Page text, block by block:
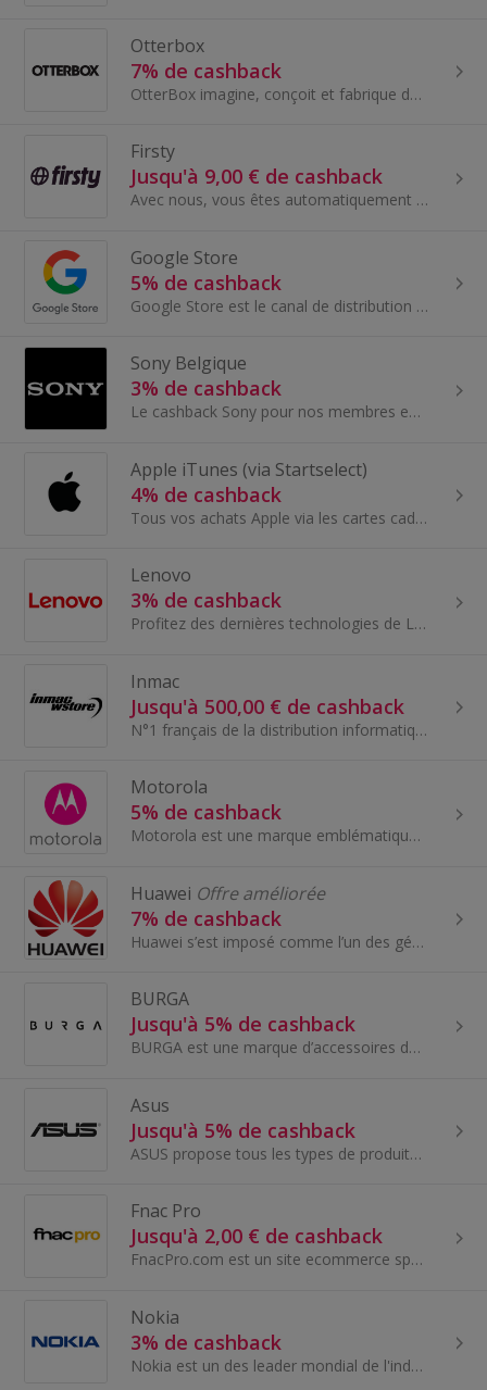
Otterbox
7% de cashback
OtterBox imagine, conçoit et fabrique des produits extraordinaires qui facilitent vos déplacements et protègent ce qui compte le plus. Ils permettent
Firsty
Jusqu'à 9,00 € de cashback
Avec nous, vous êtes automatiquement connecté à tous les fournisseurs de la planète. Un monde, une connexion. Parce que si vous nous demandez, la c...
Google Store
5% de cashback
Google Store est le canal de distribution de Google Hardware qui occupe une position unique pour entretenir une relation directe avec chaque client...
Sony Belgique
3% de cashback
Le cashback Sony pour nos membres en Belgique. Le Sony Store Online est le site officiel de vente directe aux consommateurs Sony des produits TV...
Apple iTunes (via Startselect)
4% de cashback
Tous vos achats Apple via les cartes cadeaux Startselect pour économiser un maximum sur vos acha....
Lenovo
3% de cashback
Profitez des dernières technologies de Lenovo et gagnez du cashback grâce à ces offres très intéressantes. Lenovo est l'une des principales...
Inmac
Jusqu'à 500,00 € de cashback
N°1 français de la distribution informatique directe, ils fournissent aux entreprises et administrations des produits et solutions technologiques...
Motorola
5% de cashback
Motorola est une marque emblématique qui continue d'être à la pointe de l'innovation dans le secteur des smartphones. Leurs smartphones primés alli...
Huawei Offre améliorée
7% de cashback
Huawei s’est imposé comme l’un des géants de la téléphonie et des équipements mobiles...
BURGA
Jusqu'à 5% de cashback
BURGA est une marque d’accessoires de mode et de style de vie basée en Europe. Ils fabriquent des coques et accessoires de qualité supérieure qui n...
Asus
Jusqu'à 5% de cashback
ASUS propose tous les types de produits technologiques : ordinateurs, smartphones, portables, tablettes, serveurs…
Fnac Pro
Jusqu'à 2,00 € de cashback
FnacPro.com est un site ecommerce spécialisée dans la distribution de produits culturels et électroniques pour une clientèle professionnelle.
Nokia
3% de cashback
Nokia est un des leader mondial de l'industrie du téléphone mobile ! Venez découvrir sa boutique en ligne et ses nombreux smartphones...